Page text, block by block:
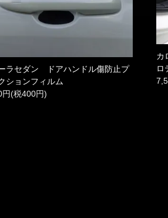
ラセダン ドアハンドル傷防止プ
ションフィルム
円(税400円)
カ
ロ